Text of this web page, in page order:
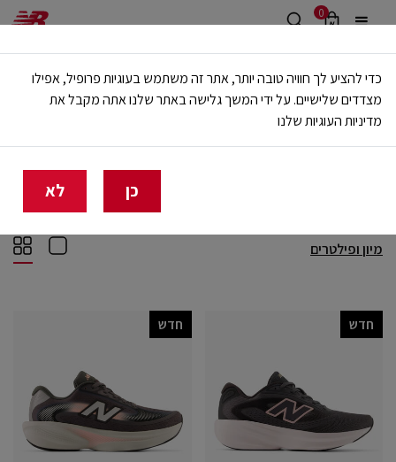
0
משלוח חינם מעל 499 ש"ח
🔥 20% הנחה על כל הביגוד באתר ובחנויות - לזמן מוגבל
בית חדש
מיון ופילטרים
חדש חדש
כדי להציע לך חוויה טובה יותר, אתר זה משתמש בעוגיות פרופיל, אפילו
מצדדים שלישיים. על ידי המשך גלישה באתר שלנו אתה מקבל את
מדיניות העוגיות שלנו
כן לא